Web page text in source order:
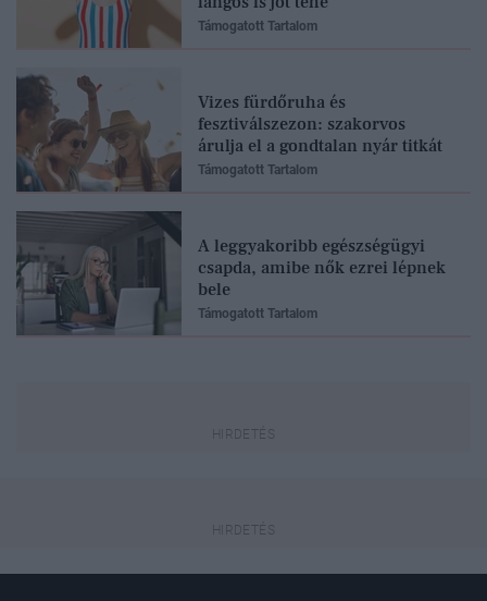
Támogatott Tartalom
Vizes fürdőruha és
fesztiválszezon: szakorvos
árulja el a gondtalan nyár titkát
Támogatott Tartalom
A leggyakoribb egészségügyi
csapda, amibe nők ezrei lépnek
bele
Támogatott Tartalom